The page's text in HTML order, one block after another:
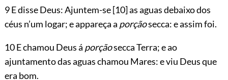
9 E disse Deus: Ajuntem-se[10]as aguas debaixo dos
céus n’um logar; e appareça a porçãosecca: e assim foi.
10 E chamou Deus á porçãosecca Terra; e ao
ajuntamento das aguas chamou Mares: e viu Deus que
era bom.